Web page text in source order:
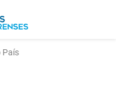
País